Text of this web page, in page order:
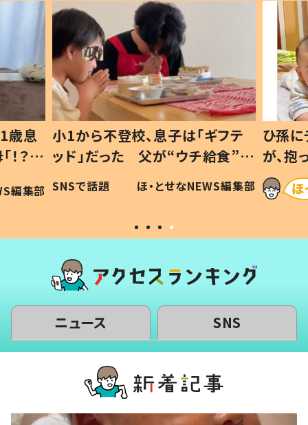
歳息
？」
編集部
小1から不登校、息子は「ギフテ
ッド」だった 父が“ウチ給食”を
作り続ける理由とは #令和の親
#令和の子
SNSで話題 ほ・とせなNEWS編集部
ひ孫
が、
「涙が
い」
ニュース SNS